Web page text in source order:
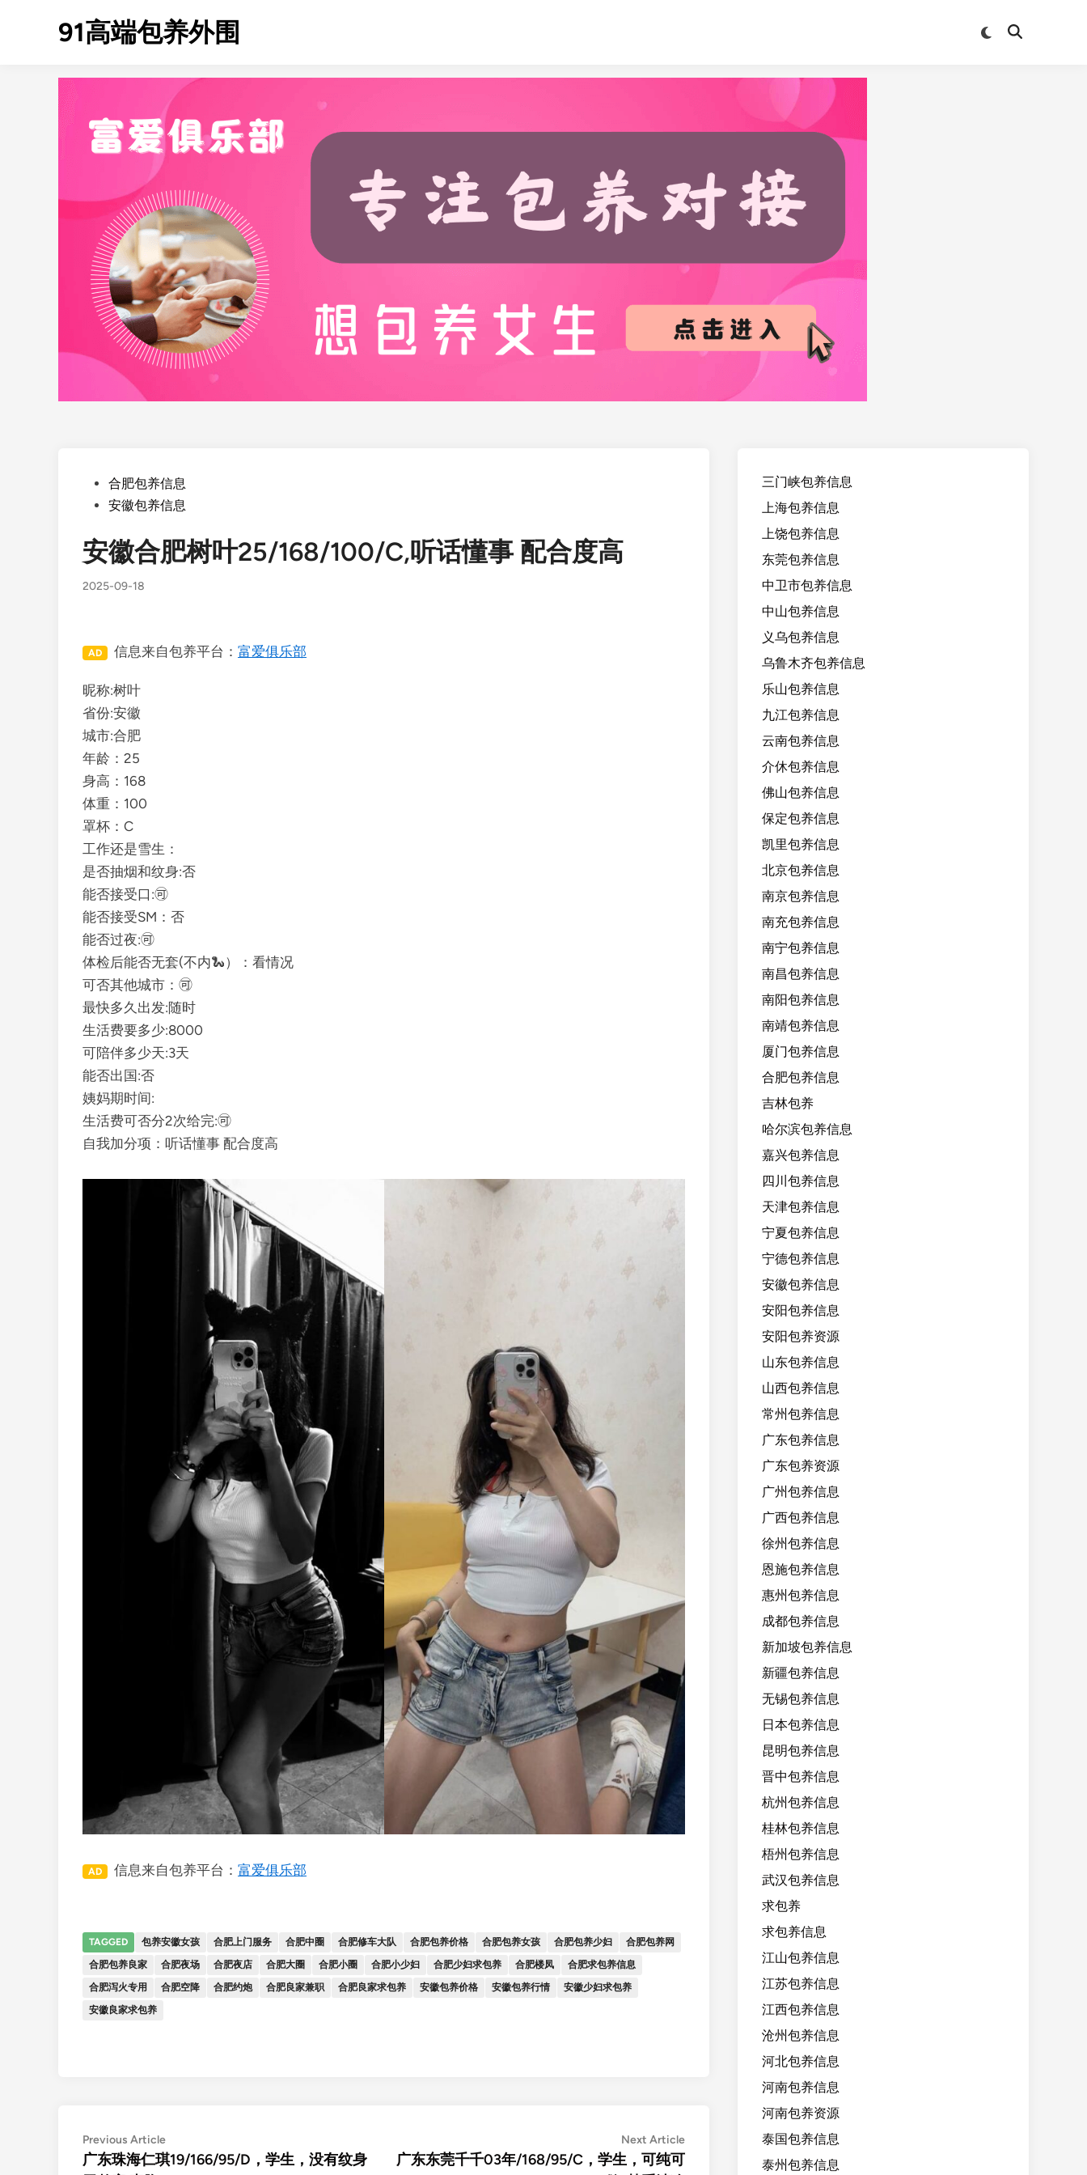
91高端包养外围
Posted合肥包养信息
安徽包养信息
安徽合肥树叶25/168/100/C,听话懂事 配合度高
2025-09-18
AD 信息来自包养平台： 富爱俱乐部
昵称:树叶
省份:安徽
城市:合肥
年龄：25
身高：168
体重：100
罩杯：C
工作还是雪生：
是否抽烟和纹身:否
能否接受口:🉑
能否接受SM：否
能否过夜:🉑
体检后能否无套(不内🐍）：看情况
可否其他城市：🉑️
最快多久出发:随时
生活费要多少:8000
可陪伴多少天:3天
能否出国:否
姨妈期时间:
生活费可否分2次给完:🉑
自我加分项：听话懂事 配合度高
AD 信息来自包养平台： 富爱俱乐部
TAGGED 包养安徽女孩 合肥上门服务 合肥中圈 合肥修车大队 合肥包养价格 合肥包养女孩 合肥包养少妇
合肥包养网
合肥包养良家
合肥夜场 合肥夜店 合肥大圈 合肥小圈 合肥小少妇 合肥少妇求包养 合肥楼凤
合肥求包养信息
合肥泻火专用
合肥空降 合肥约炮 合肥良家兼职 合肥良家求包养 安徽包养价格 安徽包养行情
安徽少妇求包养
安徽良家求包养
文
章
Previous ArticlePrevious
article:
广东珠海仁琪19/166/95/D，学生，没有纹身
Next ArticleNext
article:
广东东莞千千03年/168/95/C，学生，可纯可
三门峡包养信息
上海包养信息
上饶包养信息
东莞包养信息
中卫市包养信息
中山包养信息
义乌包养信息
乌鲁木齐包养信息
乐山包养信息
九江包养信息
云南包养信息
介休包养信息
佛山包养信息
保定包养信息
凯里包养信息
北京包养信息
南京包养信息
南充包养信息
南宁包养信息
南昌包养信息
南阳包养信息
南靖包养信息
厦门包养信息
合肥包养信息
吉林包养
哈尔滨包养信息
嘉兴包养信息
四川包养信息
天津包养信息
宁夏包养信息
宁德包养信息
安徽包养信息
安阳包养信息
安阳包养资源
山东包养信息
山西包养信息
常州包养信息
广东包养信息
广东包养资源
广州包养信息
广西包养信息
徐州包养信息
恩施包养信息
惠州包养信息
成都包养信息
新加坡包养信息
新疆包养信息
无锡包养信息
日本包养信息
昆明包养信息
晋中包养信息
杭州包养信息
桂林包养信息
梧州包养信息
武汉包养信息
求包养
求包养信息
江山包养信息
江苏包养信息
江西包养信息
沧州包养信息
河北包养信息
河南包养信息
河南包养资源
泰国包养信息
泰州包养信息